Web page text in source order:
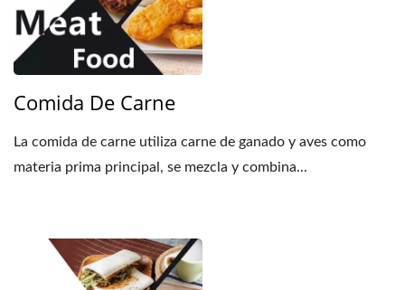
Comida De Carne
La comida de carne utiliza carne de ganado y aves como
materia prima principal, se mezcla y combina...